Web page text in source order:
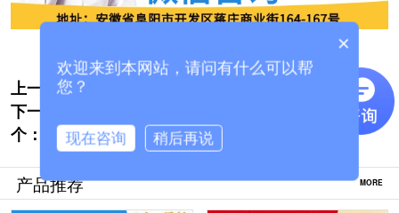
上一个: 合肥加油站智能洗车机多少钱[隆茂鑫晟]
下一
个：
大货车自动洗车设备-1V1设计方案定制生产
[隆茂鑫晟]
产品推荐 MORE
×
欢迎来到本网站，请问有什么可以帮
您？
现在咨询 稍后再说